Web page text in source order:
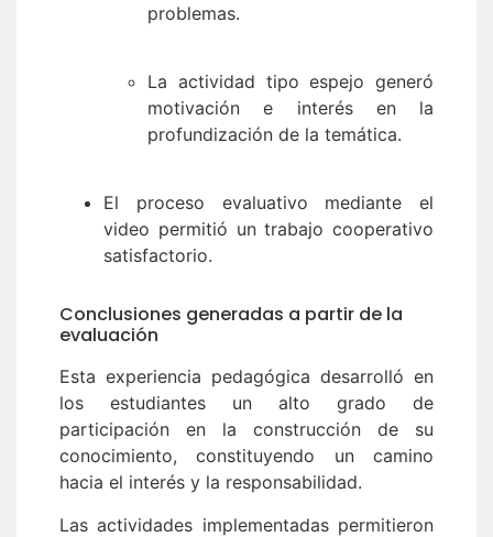
problemas.
La actividad tipo espejo generó
motivación e interés en la
profundización de la temática.
El proceso evaluativo mediante el
video permitió un trabajo cooperativo
satisfactorio.
Conclusiones generadas a partir de la
evaluación
Esta experiencia pedagógica desarrolló en
los estudiantes un alto grado de
participación en la construcción de su
conocimiento, constituyendo un camino
hacia el interés y la responsabilidad.
Las actividades implementadas permitieron